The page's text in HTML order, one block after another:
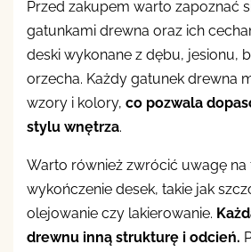
Przed zakupem warto zapoznać
gatunkami drewna oraz ich
deski wykonane z dębu, jesionu,
orzecha. Każdy gatunek drewna
wzory i kolory, co pozwala
stylu wnętrza.
Warto również zwrócić uwagę na
wykończenie desek, takie jak
olejowanie czy lakierowanie.
drewnu inną strukturę i odcień.